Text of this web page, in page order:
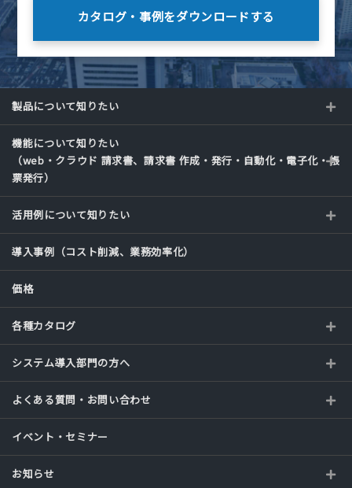
カタログ・事例をダウンロードする
製品について知りたい
機能について知りたい
（web・クラウド 請求書、請求書 作成・発行・自動化・電子化・帳
票発行）
活用例について知りたい
導入事例（コスト削減、業務効率化）
価格
各種カタログ
システム導入部門の方へ
よくある質問・お問い合わせ
イベント・セミナー
お知らせ